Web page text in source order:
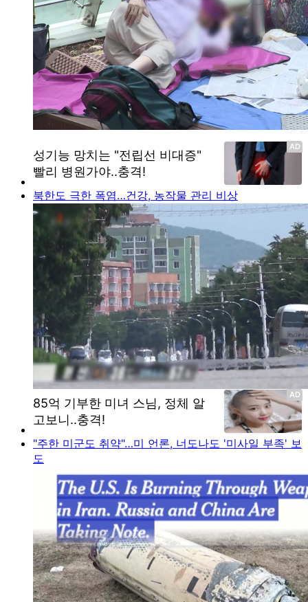
북한도 극한 폭염…건강, 농작물 관리 비상
"주한 미군도 취약"…미 언론, 너도나도 '미사일 부족' 보
도